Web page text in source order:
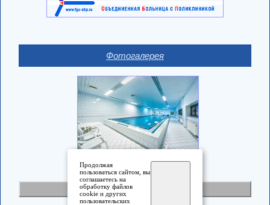
Фотогалерея
Полная версия
Продолжая
пользоваться сайтом, вы
соглашаетесь на
обработку файлов
cookie и других
пользовательских